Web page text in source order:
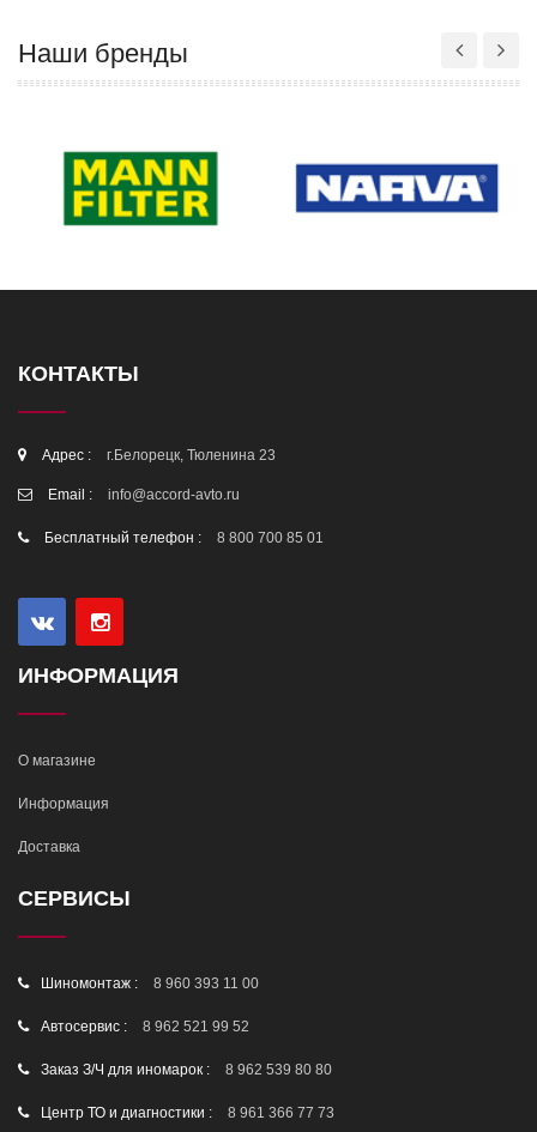
Наши бренды
КОНТАКТЫ
Адрес : г.Белорецк, Тюленина 23
Email : info@accord-avto.ru
Бесплатный телефон : 8 800 700 85 01
ИНФОРМАЦИЯ
О магазине
Информация
Доставка
СЕРВИСЫ
Шиномонтаж : 8 960 393 11 00
Автосервис : 8 962 521 99 52
Заказ З/Ч для иномарок : 8 962 539 80 80
Центр ТО и диагностики : 8 961 366 77 73